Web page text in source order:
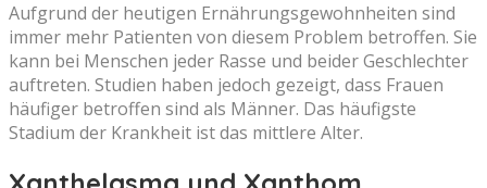
Aufgrund der heutigen Ernährungsgewohnheiten sind
immer mehr Patienten von diesem Problem betroffen. Sie
kann bei Menschen jeder Rasse und beider Geschlechter
auftreten. Studien haben jedoch gezeigt, dass Frauen
häufiger betroffen sind als Männer. Das häufigste
Stadium der Krankheit ist das mittlere Alter.